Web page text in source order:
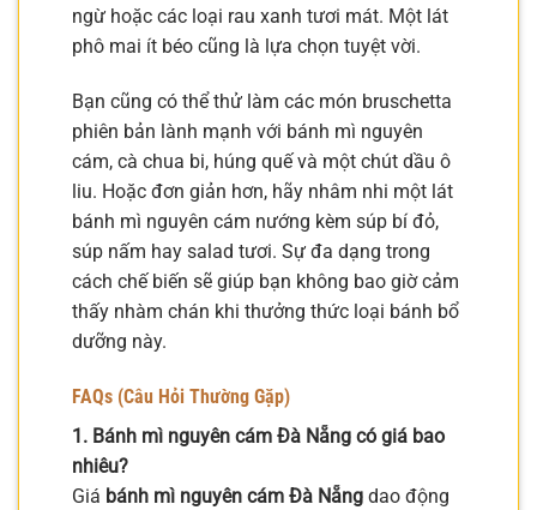
ngừ hoặc các loại rau xanh tươi mát. Một lát
phô mai ít béo cũng là lựa chọn tuyệt vời.
Bạn cũng có thể thử làm các món bruschetta
phiên bản lành mạnh với bánh mì nguyên
cám, cà chua bi, húng quế và một chút dầu ô
liu. Hoặc đơn giản hơn, hãy nhâm nhi một lát
bánh mì nguyên cám nướng kèm súp bí đỏ,
súp nấm hay salad tươi. Sự đa dạng trong
cách chế biến sẽ giúp bạn không bao giờ cảm
thấy nhàm chán khi thưởng thức loại bánh bổ
dưỡng này.
FAQs (Câu Hỏi Thường Gặp)
1. Bánh mì nguyên cám Đà Nẵng có giá bao
nhiêu?
Giá bánh mì nguyên cám Đà Nẵng dao động